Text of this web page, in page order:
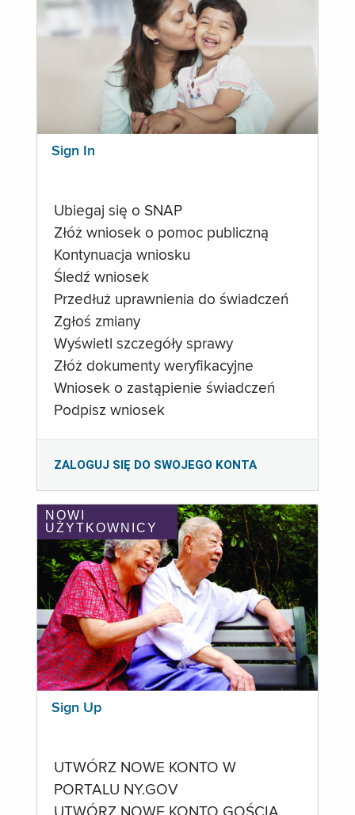
Sign In
Ubiegaj się o SNAP
Złóż wniosek o pomoc publiczną
Kontynuacja wniosku
Śledź wniosek
Przedłuż uprawnienia do świadczeń
Zgłoś zmiany
Wyświetl szczegóły sprawy
Złóż dokumenty weryfikacyjne
Wniosek o zastąpienie świadczeń
Podpisz wniosek
ZALOGUJ SIĘ DO SWOJEGO KONTA
NOWI
UŻYTKOWNICY
Sign Up
UTWÓRZ NOWE KONTO W
PORTALU NY.GOV